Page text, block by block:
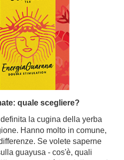
quale scegliere?
la cugina della yerba
Hanno molto in comune,
Se volete saperne
guayusa - cos'è, quali